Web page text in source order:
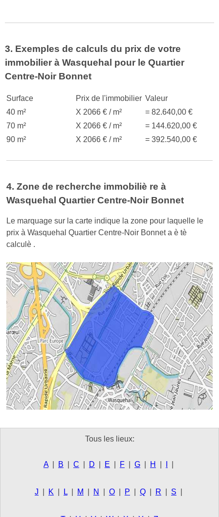
3. Exemples de calculs du prix de votre
immobilier à Wasquehal pour le Quartier
Centre-Noir Bonnet
Surface Prix de l'immobilier Valeur
40 m²
X 2066 € / m²
= 82.640,00 €
70 m²
X 2066 € / m²
= 144.620,00 €
90 m²
X 2066 € / m² = 392.540,00 €
4. Zone de recherche immobiliè re à
Wasquehal Quartier Centre-Noir Bonnet
Le marquage sur la carte indique la zone pour laquelle le
prix à Wasquehal Quartier Centre-Noir Bonnet a è tè
calculè .
Tous les lieux:
A B C D E F G H
J K L M N O P Q R S